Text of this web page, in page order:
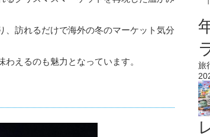
、訪れるだけで海外の冬のマーケット気分
えるのも魅力となっています。
旅